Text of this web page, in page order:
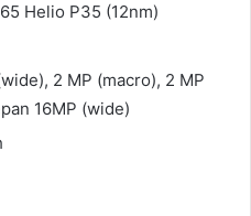
Helio P35 (12nm)
2 MP (macro), 2 MP
16MP (wide)